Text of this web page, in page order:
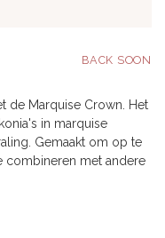
de Marquise Crown. Het
in marquise
Gemaakt om op te
combineren met andere